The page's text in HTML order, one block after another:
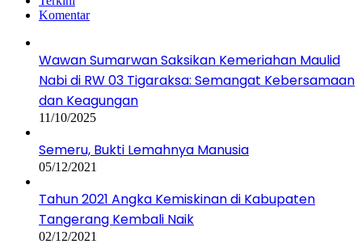
Komentar
Wawan Sumarwan Saksikan Kemeriahan Maulid
Nabi di RW 03 Tigaraksa: Semangat Kebersamaan
dan Keagungan
11/10/2025
Semeru, Bukti Lemahnya Manusia
05/12/2021
Tahun 2021 Angka Kemiskinan di Kabupaten
Tangerang Kembali Naik
02/12/2021